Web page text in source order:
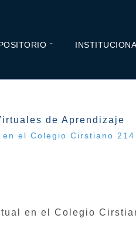
de Aprendizaje
el Colegio Cirstiano
en el Colegio